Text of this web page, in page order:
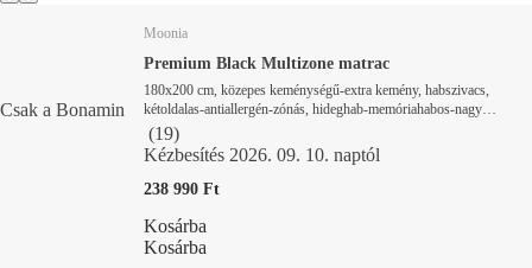
Csak a Bonamin
Moonia
Premium Black Multizone matrac
180x200 cm, közepes keménységű-extra kemény, habszivacs,
kétoldalas-antiallergén-zónás, hideghab-memóriahabos-nagy
sűrűségű habbal, vastagság 27 cm, terhelhetőség 180 kg
(19)
Kézbesítés 2026. 09. 10. naptól
238 990 Ft
Kosárba
Kosárba